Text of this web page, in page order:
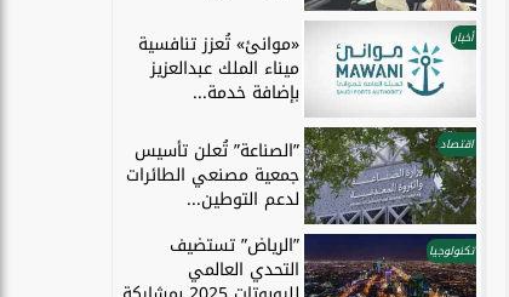
أخبار «موانئ» تُعزز تنافسية
ميناء الملك عبدالعزيز
بإضافة خدمة...
اقتصاد ”الصناعة” تُعلن تأسيس
جمعية مصنعي الطائرات
لدعم التوطين...
تكنولوجيا ”الرياض” تستضيف
التحدي العالمي